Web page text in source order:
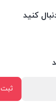
کنید